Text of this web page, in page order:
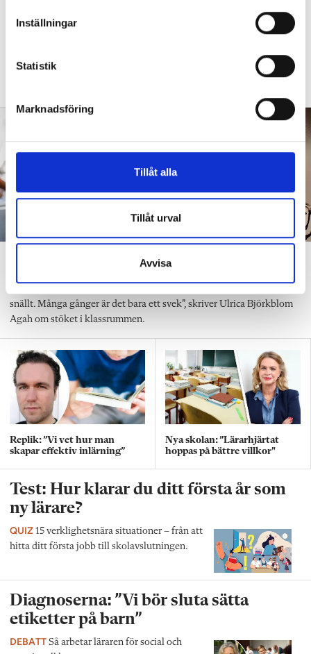
Inställningar
Statistik
Marknadsföring
Tillåt alla
Tillåt urval
Avvisa
”Vad säger det om skolan när allt fler
barn behöver anpassas?”
fler barn från början – inte hur de ska
”Att ställa krav är inte elakt”
DEBATT
snällt. Många gånger är det bara ett svek”, skriver Ulrica Björkblom
Agah om stöket i klassrummen.
Replik: ”Vi vet hur man
skapar effektiv inlärning”
Nya skolan: ”Lärarhjärtat
hoppas på bättre villkor"
Test: Hur klarar du ditt första år som
ny lärare?
QUIZ 15 verklighetsnära situationer – från att
hitta ditt första jobb till skolavslutningen.
Diagnoserna: ”Vi bör sluta sätta
etiketter på barn”
DEBATT Så arbetar läraren för social och